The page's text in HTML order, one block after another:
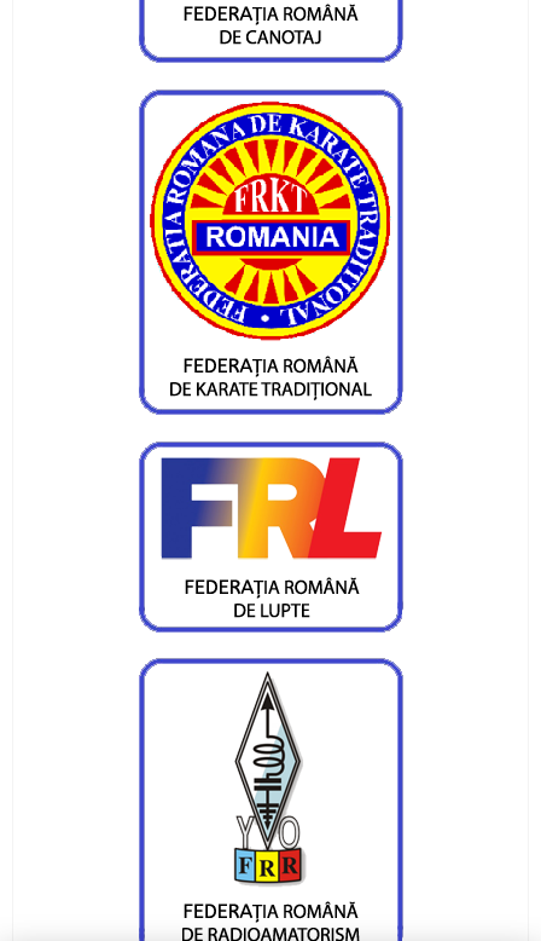
Valentin Gavril a fost ales vicepresedinte al
Federatiei de Canotaj
Sportivii CS Ceahlaul si LPS Piatra Neamt,
premiati la Targu-Mures
CS Ceahlaul are cinci luptatori pietreni calificati
pentru finala CN si Cupa Romaniei
Sperante la noi medalii pentru canotorii CS
Ceahlaul - LPS Piatra Neamt
Noi medalii pentru atletii CS Ceahlaul in
concursurile nationale
CS Ceahlaul are opt sperante pentru turneul
Cupa Romaniei
Alte sperante la medalii, dar cu juniori
Valentin Gavril candideaza la postul de
vicepresedinte al FR Canotaj
Silviu Munteanu vizeaza o medalie
Ionica Stoica - doua medalii pentru CS Ceahlaul
Medalie de bronz pentru Silviu Munteanu
Silviu Munteanu aspira la finala probei de 60 de
metri